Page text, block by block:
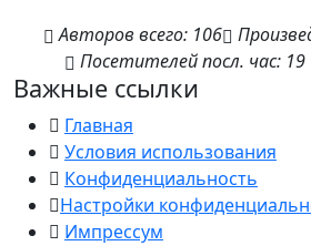
Автороввсего: 106
Посетителейпосл. час: 19
Важные ссылки
Главная
Условия использования
Конфиденциальность
Настройки
Импрессум